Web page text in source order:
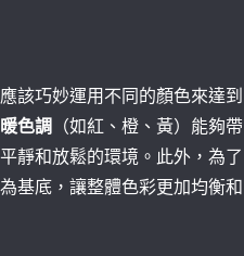
該巧妙運用不同的顏色來達到
暖色調 （如紅、橙、黃）能夠帶
靜和放鬆的環境。此外，為了
基底，讓整體色彩更加均衡和